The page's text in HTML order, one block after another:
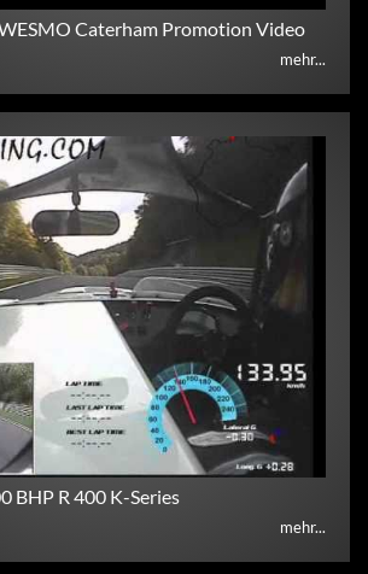
Caterham Promotion Video
mehr...
BHP R 400 K-Series
mehr...